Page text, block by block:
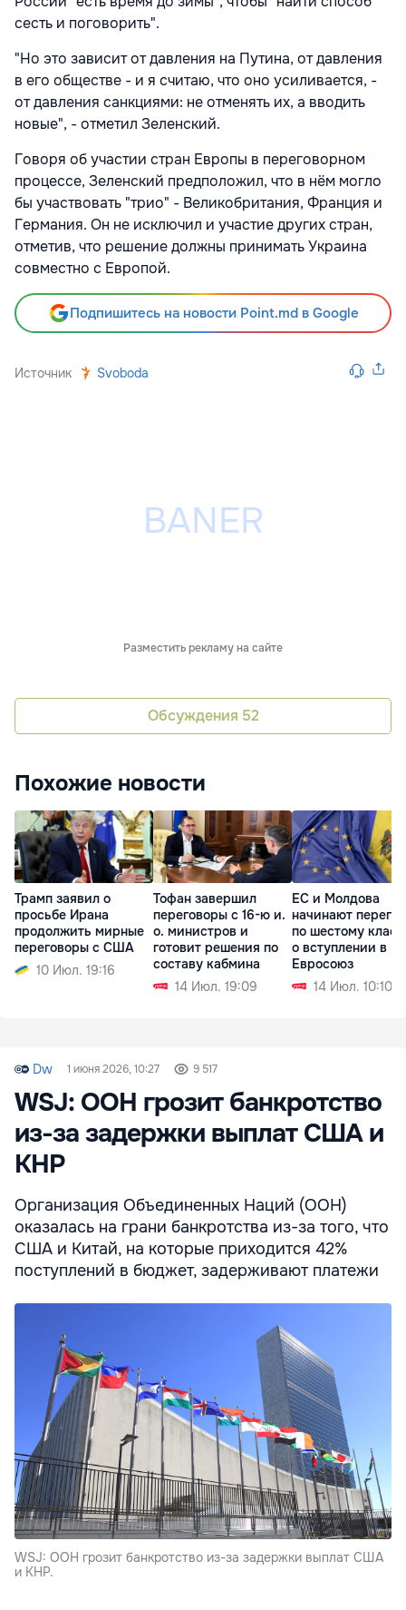
сесть и поговорить".
"Но это зависит от давления на Путина, от давления
в его обществе - и я считаю, что оно усиливается, -
от давления санкциями: не отменять их, а вводить
новые", - отметил Зеленский.
Говоря об участии стран Европы в переговорном
процессе, Зеленский предположил, что в нём могло
бы участвовать "трио" - Великобритания, Франция и
Германия. Он не исключил и участие других стран,
отметив, что решение должны принимать Украина
совместно с Европой.
Подпишитесь на новости Point.md в Google
Источник Svoboda
Разместить рекламу на сайте
Обсуждения 52
Похожие новости
Трамп заявил о
просьбе Ирана
продолжить мирные
переговоры с США
10 Июл. 19:16
Тофан завершил
переговоры с 16-ю и.
о. министров и
готовит решения по
составу кабмина
14 Июл. 19:09
ЕС и Молдова
начинают
по шестому
о вступлении в
Евросоюз
14 Июл. 10:10
Dw 1 июня 2026, 10:27 9 517
WSJ: ООН грозит банкротство
из-за задержки выплат США и
КНР
Организация Объединенных Наций (ООН)
оказалась на грани банкротства из-за того, что
США и Китай, на которые приходится 42%
поступлений в бюджет, задерживают платежи
WSJ: ООН грозит банкротство из-за задержки выплат США
и КНР.